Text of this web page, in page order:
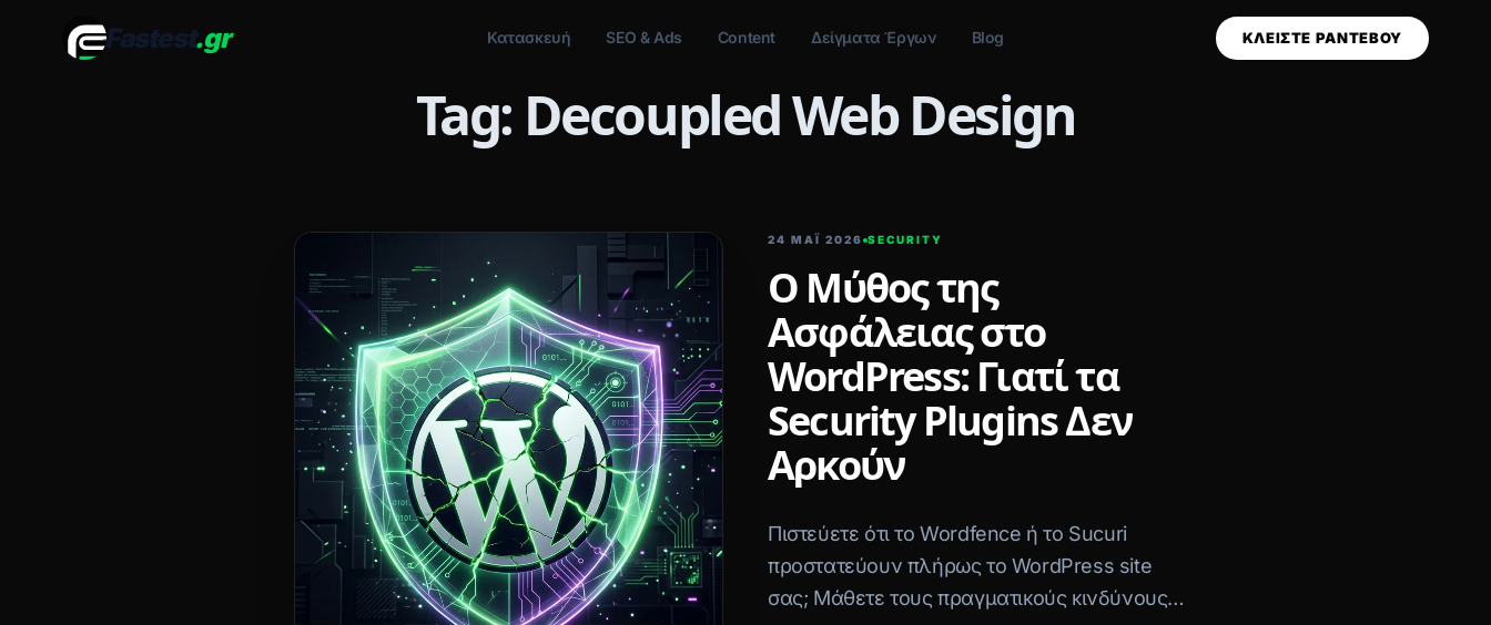
Fastest.gr Κατασκευή SEO & Ads Content Δείγματα Έργων Blog ΚΛΕΙΣΤΕ ΡΑΝΤΕΒΟΥ
Tag: Decoupled Web Design
24 ΜΑΪ́ 2026 SECURITY
Ο Μύθος της
Ασφάλειας στο
WordPress: Γιατί τα
Security Plugins Δεν
Αρκούν
Πιστεύετε ότι το Wordfence ή το Sucuri
προστατεύουν πλήρως το WordPress site
σας; Μάθετε τους πραγματικούς κινδύνους